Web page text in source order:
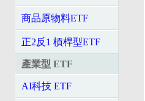
商品原物料ETF
正2反1 槓桿型ETF
產業型 ETF
AI科技 ETF